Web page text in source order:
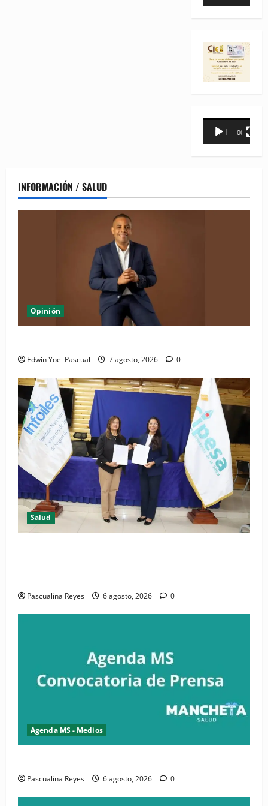
Reproductor
00:00 00:31
INFORMACIÓN / SALUD
Opinión
Edwin Yoel Pascual 7 agosto, 2026 0
Salud
Pascualina Reyes 6 agosto, 2026 0
Agenda MS - Medios
Pascualina Reyes 6 agosto, 2026 0